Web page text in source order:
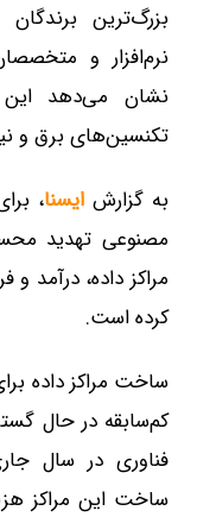
بزرگ‌ترین
نرم‌افزار و
نشان می‌دهد
تکنسین‌های برق و
به گزارشایسنا،
مصنوعی تهدید
مراکز داده، درآمد
کرده است.
ساخت مراکز داده
کم‌سابقه در حال
ساخت این مراکز